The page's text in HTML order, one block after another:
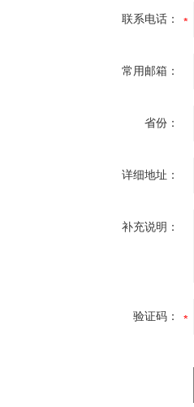
联系电话：
常用邮箱：
省份：
详细地址：
补充说明：
验证码：